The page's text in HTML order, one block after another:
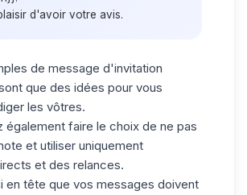
d'avoir votre avis.
de message d'invitation
que des idées pour vous
les vôtres.
également faire le choix de ne pas
et utiliser uniquement
et des relances.
en tête que vos messages doivent